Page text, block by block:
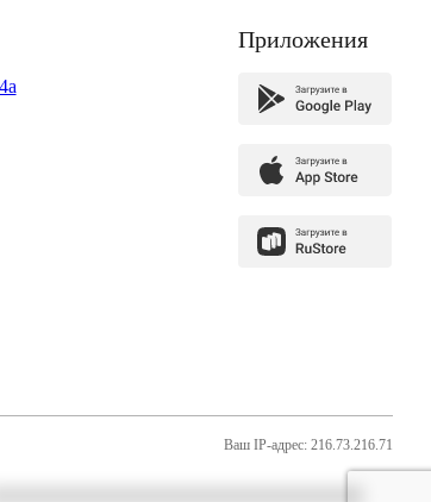
Приложения
Ваш IP-адрес: 216.73.216.71